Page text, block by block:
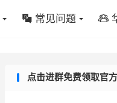
 常见问题 
点击进群免费领取官